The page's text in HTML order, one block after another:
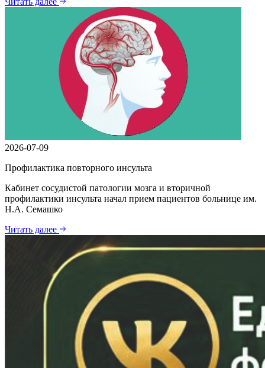
2026-07-09
Профилактика повторного инсульта
Кабинет сосудистой патологии мозга и вторичной
профилактики инсульта начал прием пациентов больнице им.
Н.А. Семашко
Читать далее